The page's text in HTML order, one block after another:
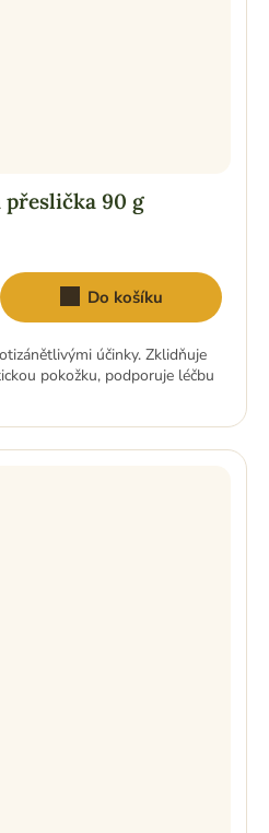
přeslička 90 g
Do košíku
účinky. Zklidňuje
pokožku, podporuje léčbu